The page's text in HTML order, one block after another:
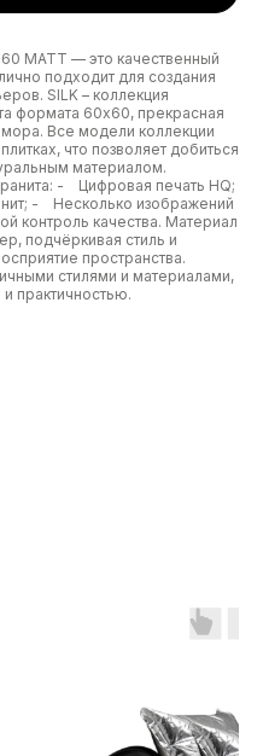
MATT — это качественный
подходит для создания
SILK – коллекция
формата 60х60, прекрасная
Все модели коллекции
что позволяет добиться
материалом.
- Цифровая печать HQ;
- Несколько изображений
контроль качества. Материал
подчёркивая стиль и
пространства.
стилями и материалами,
практичностью.